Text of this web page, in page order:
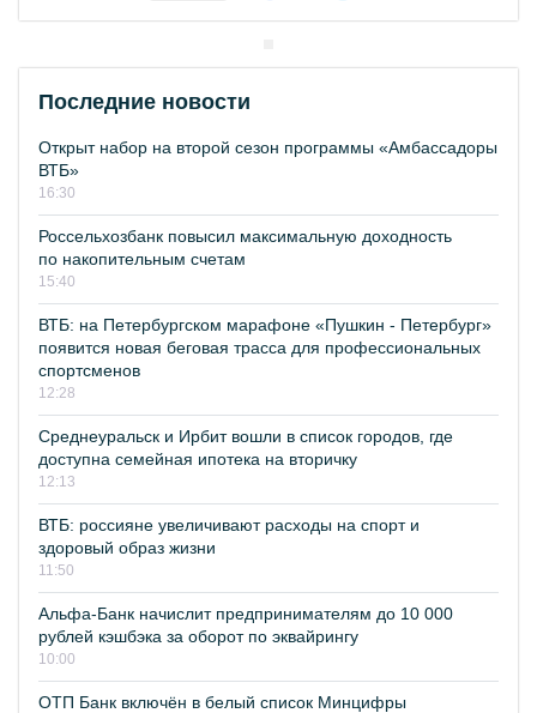
Последние новости
Открыт набор на второй сезон программы «Амбассадоры
ВТБ»
16:30
Россельхозбанк повысил максимальную доходность
по накопительным счетам
15:40
ВТБ: на Петербургском марафоне «Пушкин - Петербург»
появится новая беговая трасса для профессиональных
спортсменов
12:28
Среднеуральск и Ирбит вошли в список городов, где
доступна семейная ипотека на вторичку
12:13
ВТБ: россияне увеличивают расходы на спорт и
здоровый образ жизни
11:50
Альфа-Банк начислит предпринимателям до 10 000
рублей кэшбэка за оборот по эквайрингу
10:00
ОТП Банк включён в белый список Минцифры